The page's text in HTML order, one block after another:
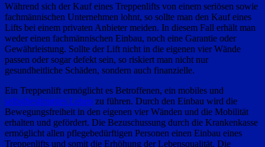
Während sich der Kauf eines Treppenlifts von einem seriösen sowie
fachmännischen Unternehmen lohnt, so sollte man den Kauf eines
Lifts bei einem privaten Anbieter meiden. In diesem Fall erhält man
weder einen fachmännischen Einbau, noch eine Garantie oder
Gewährleistung. Sollte der Lift nicht in die eigenen vier Wände
passen oder sogar defekt sein, so riskiert man nicht nur
gesundheitliche Schäden, sondern auch finanzielle.
Ein Treppenlift ermöglicht es Betroffenen, ein mobiles und
selbstbestimmtes Leben zu führen. Durch den Einbau wird die
Bewegungsfreiheit in den eigenen vier Wänden und die Mobilität
erhalten und gefördert. Die Bezuschussung durch die Krankenkasse
ermöglicht allen pflegebedürftigen Personen einen Einbau eines
Treppenlifts und somit die Erhöhung der Lebensqualität. Die